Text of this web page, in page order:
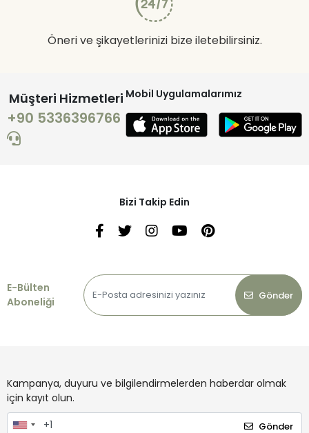
Öneri ve şikayetlerinizi bize iletebilirsiniz.
Müşteri Hizmetleri
+90 5336396766
Mobil Uygulamalarımız
Bizi Takip Edin
E-Bülten
Aboneliği
Gönder
Kampanya, duyuru ve bilgilendirmelerden haberdar olmak
için kayıt olun.
Gönder